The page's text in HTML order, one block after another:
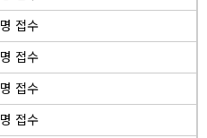
접수
접수
접수
접수